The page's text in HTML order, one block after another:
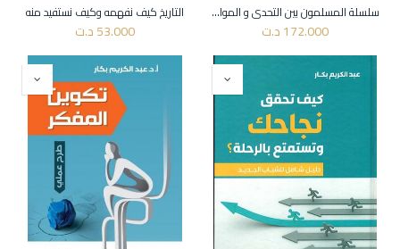
سلسلة المسلمون بين التحدي و المواجهة (5 أجزاء)
172.000د.ت
التاريخ كيف نفهمه وكيف نستفيد منه
53.000د.ت